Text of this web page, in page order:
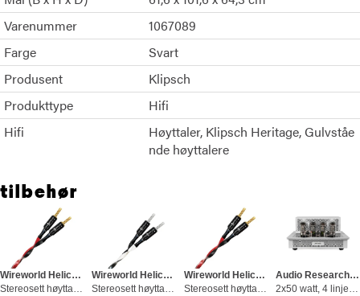
Varenummer
1067089
Farge
Svart
Produsent
Klipsch
Produkttype
Hifi
Hifi
Høyttaler Klipsch Heritage Gulvståe
nde høyttalere
tilbehør
Wireworld Helicon 16OFC, 2x2,5m
Stereosett høyttalerkabel, bananplugger
Wireworld Helicon 16OCC, 2x2 M
Stereosett høyttalerkabel, bananplugger
Wireworld Helicon 16OFC, 2x2 M
Stereosett høyttalerkabel, bananplugger
Audio Research I/50, Rørforsterker
2x50 watt, 4 linjeinnganger, sølv